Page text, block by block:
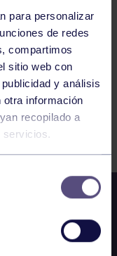
para personalizar
de redes
compartimos
sitio web con
y análisis
otra información
recopilado a
servicios.